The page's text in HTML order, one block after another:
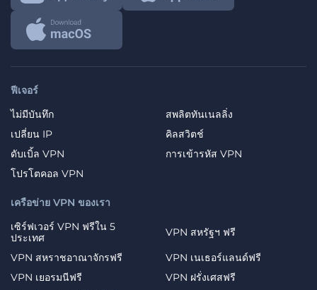
ฟีเจอร์
ไม่มีบันทึก
สพลิตทันเนลลิ่ง
เปลี่ยน IP
คิลสวิตช์
ดับเบิ้ล VPN
การเข้ารหัส VPN
โปรโตคอล VPN
เครือข่าย VPN ของเรา
เซิร์ฟเวอร์ VPN ฟรีใน 5
ประเทศ
VPN สหรัฐฯ ฟรี
VPN สหราชอาณาจักรฟรี
VPN เนเธอร์แลนด์ฟรี
VPN เยอรมนีฟรี
VPN ฝรั่งเศสฟรี